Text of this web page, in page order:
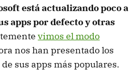
está actualizando poco a
apps por defecto y otras
vimos el modo
nos han presentado los
sus apps más populares.